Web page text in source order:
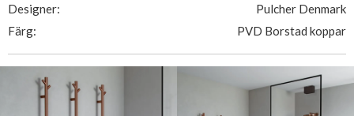
Designer:
Pulcher Denmark
Färg:
PVD Borstad koppar